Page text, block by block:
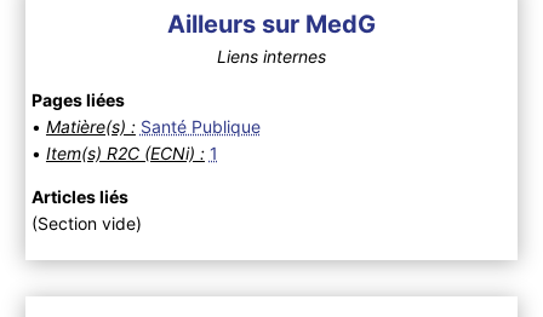
Ailleurs sur MedG
Liens internes
Pages liées
• Matière(s) : Santé Publique
• Item(s) R2C (ECNi) : 1
Articles liés
(Section vide)